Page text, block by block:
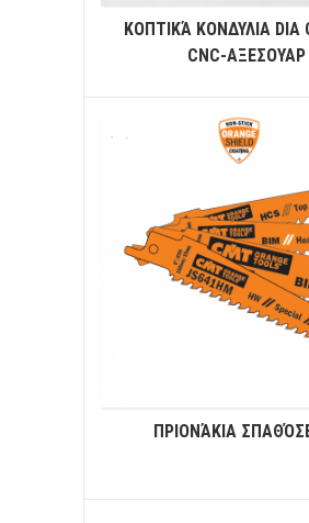
ΚΟΠΤΙΚΆ ΚΟΝΔΥΛΙΑ DIA
CNC-ΑΞΕΣΟΥΑΡ
ΠΡΙΟΝΆΚΙΑ